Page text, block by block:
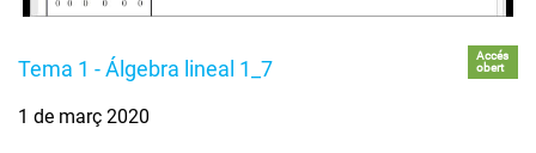
Tema 1 - Álgebra lineal 1_7
Accés
obert
1 de març 2020